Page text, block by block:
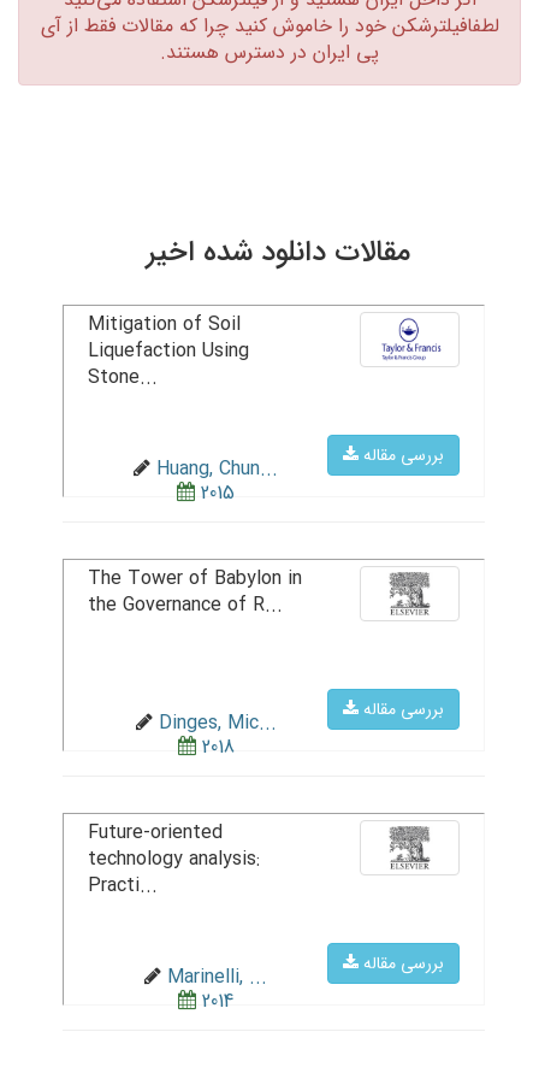
لطفافیلترشکن خود را خاموش کنید چرا که مقالات فقط از آی
پی ایران در دسترس هستند.‏
مقالات دانلود شده اخیر
بررسی مقاله
Mitigation of Soil
Liquefaction Using
Stone...
Huang, Chun...
2015
بررسی مقاله
The Tower of Babylon in
the Governance of R...
Dinges, Mic...
2018
بررسی مقاله
Future-oriented
technology analysis:
Practi...
Marinelli, ...
2014